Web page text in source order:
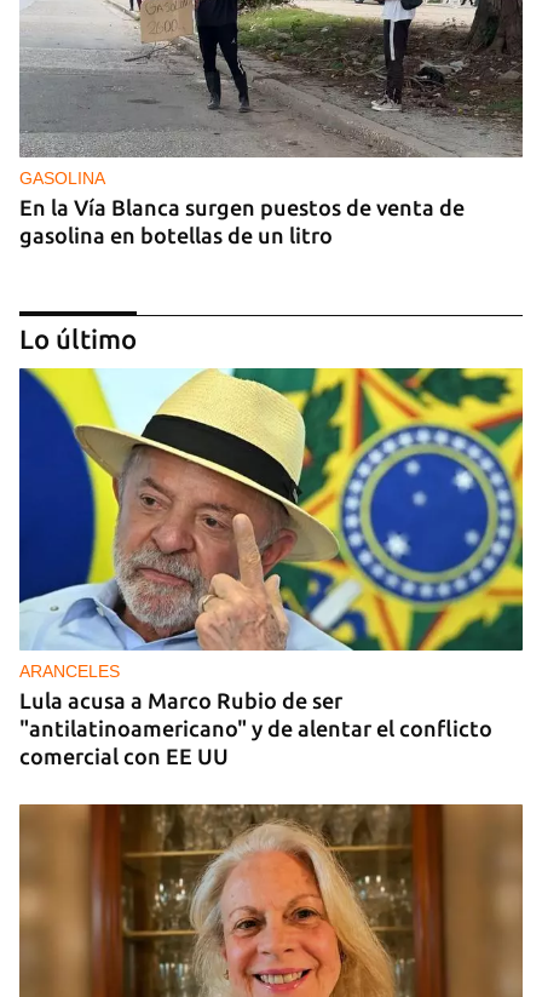
GASOLINA
En la Vía Blanca surgen puestos de venta de
gasolina en botellas de un litro
DONACIONES
China entrega otros 5.000 sistemas fotovoltaicos
para zonas rurales de Cuba
Lo último
ARANCELES
Lula acusa a Marco Rubio de ser
"antilatinoamericano" y de alentar el conflicto
comercial con EE UU